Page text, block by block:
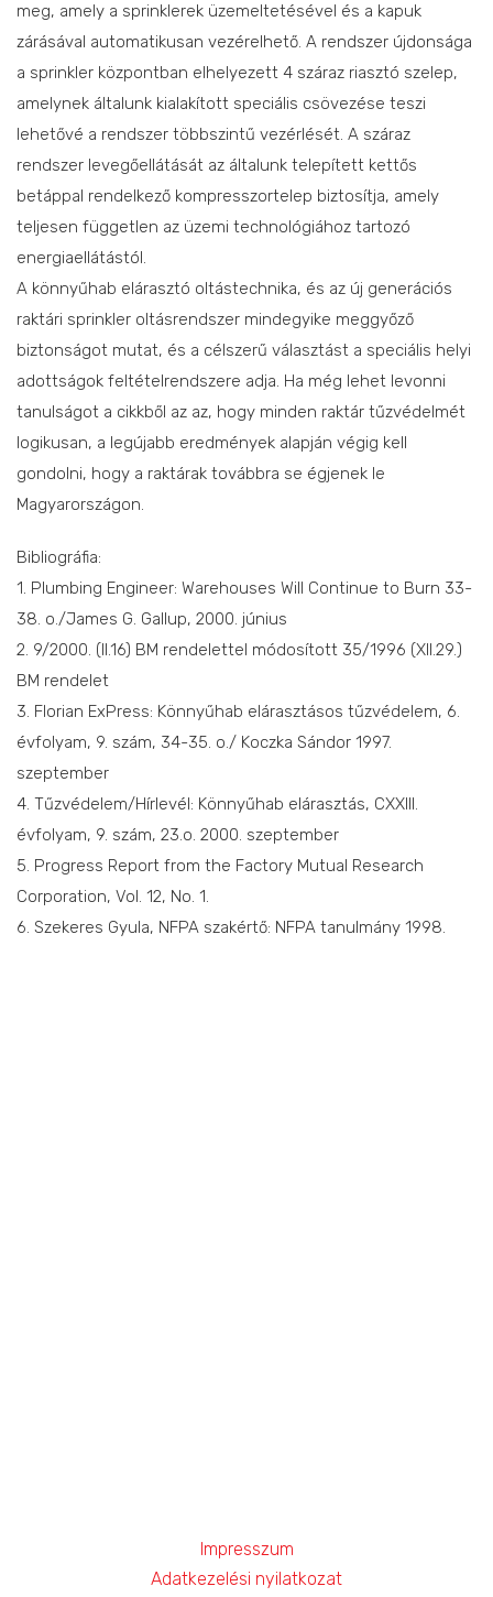
meg, amely a sprinklerek üzemeltetésével és a kapuk
zárásával automatikusan vezérelhető. A rendszer újdonsága
a sprinkler központban elhelyezett 4 száraz riasztó szelep,
amelynek általunk kialakított speciális csövezése teszi
lehetővé a rendszer többszintű vezérlését. A száraz
rendszer levegőellátását az általunk telepített kettős
betáppal rendelkező kompresszortelep biztosítja, amely
teljesen független az üzemi technológiához tartozó
energiaellátástól.
A könnyűhab elárasztó oltástechnika, és az új generációs
raktári sprinkler oltásrendszer mindegyike meggyőző
biztonságot mutat, és a célszerű választást a speciális helyi
adottságok feltételrendszere adja. Ha még lehet levonni
tanulságot a cikkből az az, hogy minden raktár tűzvédelmét
logikusan, a legújabb eredmények alapján végig kell
gondolni, hogy a raktárak továbbra se égjenek le
Magyarországon.
Bibliográfia:
1. Plumbing Engineer: Warehouses Will Continue to Burn 33-
38. o./James G. Gallup, 2000. június
2. 9/2000. (II.16) BM rendelettel módosított 35/1996 (XII.29.)
BM rendelet
3. Florian ExPress: Könnyűhab elárasztásos tűzvédelem, 6.
évfolyam, 9. szám, 34-35. o./ Koczka Sándor 1997.
szeptember
4. Tűzvédelem/Hírlevél: Könnyűhab elárasztás, CXXIII.
évfolyam, 9. szám, 23.o. 2000. szeptember
5. Progress Report from the Factory Mutual Research
Corporation, Vol. 12, No. 1.
6. Szekeres Gyula, NFPA szakértő: NFPA tanulmány 1998.
Impresszum
Adatkezelési nyilatkozat